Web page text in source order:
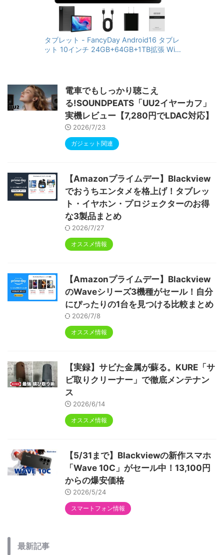
タブレット - FancyDay Android16 タブレ
ット 10インチ 24GB+64GB+1TB拡張 WiFi
RGBライト 児童守護 IPS画面 日本語説明書
電車でもしっかり聴こえ
る!SOUNDPEATS「UU2イヤーカフ」
実機レビュー【7,280円でLDAC対応】
2026/7/23
ガジェット関連
【Amazonプライムデー】Blackview
でおうちエンタメを格上げ！タブレッ
ト・イヤホン・プロジェクターのお得
な3製品まとめ
2026/7/27
オススメ情報
【Amazonプライムデー】Blackview
のWaveシリーズ3機種がセール！自分
にぴったりの1台を見つける比較まとめ
2026/7/8
オススメ情報
【実録】サビた金属が蘇る。KURE「サ
ビ取りクリーナー」で徹底メンテナン
ス
2026/6/14
オススメ情報
【5/31まで】Blackviewの新作スマホ
「Wave 10C」がセール中！13,100円
からの爆安価格
2026/5/24
スマートフォン情報
最新記事